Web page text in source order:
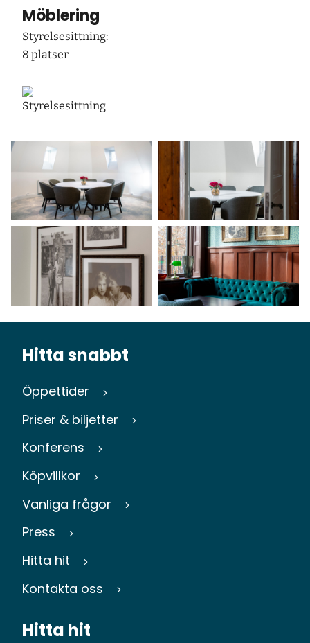
Möblering
Styrelsesittning:
8 platser
Hitta snabbt
Öppettider
Priser & biljetter
Konferens
Köpvillkor
Vanliga frågor
Press
Hitta hit
Kontakta oss
Hitta hit